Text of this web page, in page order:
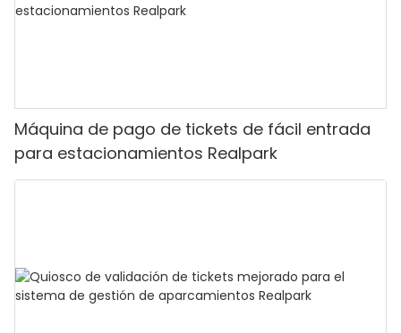
Máquina de pago de tickets de fácil entrada
para estacionamientos Realpark